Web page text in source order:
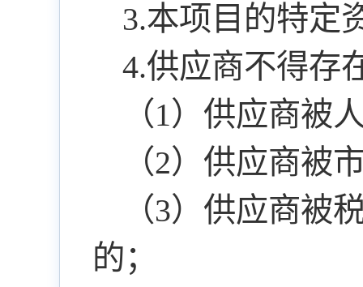
3.本项目的特定
4.供应商不得存
（1）供应商被
（2）供应商被
（3）供应商被
的；